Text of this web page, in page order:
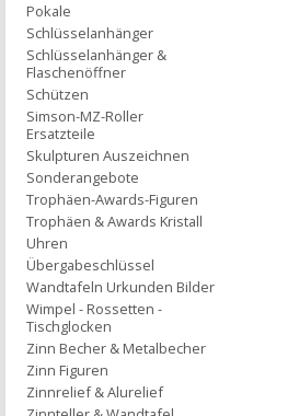
Pokale
Schlüsselanhänger
Schlüsselanhänger &
Flaschenöffner
Schützen
Simson-MZ-Roller
Ersatzteile
Skulpturen Auszeichnen
Sonderangebote
Trophäen-Awards-Figuren
Trophäen & Awards Kristall
Uhren
Übergabeschlüssel
Wandtafeln Urkunden Bilder
Wimpel - Rossetten -
Tischglocken
Zinn Becher & Metalbecher
Zinn Figuren
Zinnrelief & Alurelief